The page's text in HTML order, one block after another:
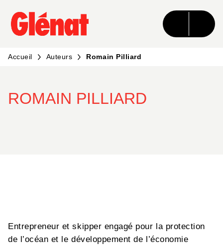
MENU RECHERCHE CONTENU
PIED DE PAGE
Accueil Auteurs Romain Pilliard
ROMAIN PILLIARD
Entrepreneur et skipper engagé pour la protection
de l’océan et le développement de l’économie